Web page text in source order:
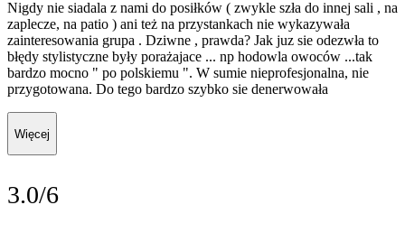
Nigdy nie siadala z nami do posiłków ( zwykle szła do innej sali , na
zaplecze, na patio ) ani też na przystankach nie wykazywała
zainteresowania grupa . Dziwne , prawda? Jak juz sie odezwła to
błędy stylistyczne były porażajace ... np hodowla owoców ...tak
bardzo mocno " po polskiemu ". W sumie nieprofesjonalna, nie
przygotowana. Do tego bardzo szybko sie denerwowała
Więcej
3.0/6